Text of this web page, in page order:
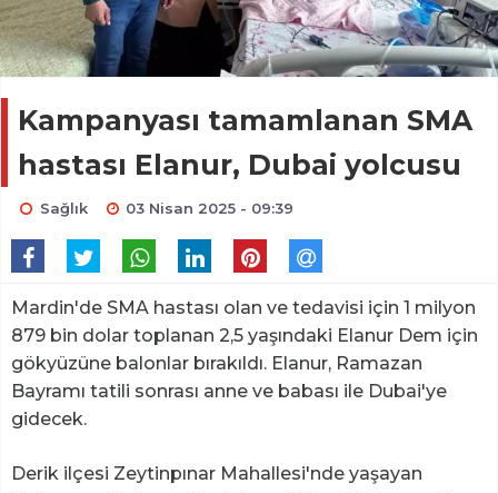
Kampanyası tamamlanan SMA
hastası Elanur, Dubai yolcusu
Sağlık 03 Nisan 2025 - 09:39
Mardin'de SMA hastası olan ve tedavisi için 1 milyon
879 bin dolar toplanan 2,5 yaşındaki Elanur Dem için
gökyüzüne balonlar bırakıldı. Elanur, Ramazan
Bayramı tatili sonrası anne ve babası ile Dubai'ye
gidecek.
Derik ilçesi Zeytinpınar Mahallesi'nde yaşayan